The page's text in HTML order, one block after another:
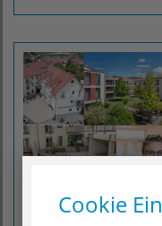
Cookie